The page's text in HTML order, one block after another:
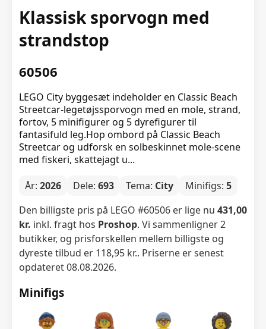
Klassisk sporvogn med
strandstop
60506
LEGO City byggesæt indeholder en Classic Beach
Streetcar-legetøjssporvogn med en mole, strand,
fortov, 5 minifigurer og 5 dyrefigurer til
fantasifuld leg.Hop ombord på Classic Beach
Streetcar og udforsk en solbeskinnet mole-scene
med fiskeri, skattejagt u...
År: 2026 Dele: 693 Tema: City Minifigs: 5
Den billigste pris på LEGO #60506 er lige nu 431,00
kr. inkl. fragt hos Proshop. Vi sammenligner 2
butikker, og prisforskellen mellem billigste og
dyreste tilbud er 118,95 kr.. Priserne er senest
opdateret 08.08.2026.
Minifigs